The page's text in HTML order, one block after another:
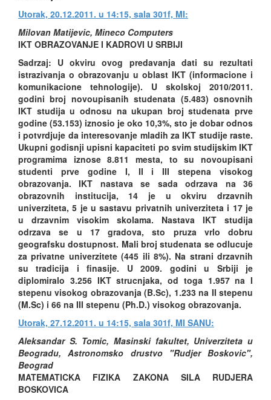
Utorak, 20.12.2011. u 14:15, sala 301f, MI:
Milovan Matijevic, Mineco Computers
IKT OBRAZOVANJE I KADROVI U SRBIJI
Sadrzaj: U okviru ovog predavanja dati su rezultati
istrazivanja o obrazovanju u oblast IKT (informacione i
komunikacione tehnologije). U skolskoj 2010/2011.
godini broj novoupisanih studenata (5.483) osnovnih
IKT studija u odnosu na ukupan broj studenata prve
godine (53.153) iznosio je oko 10,3%, sto je dobar odnos
i potvrdjuje da interesovanje mladih za IKT studije raste.
Ukupni godisnji upisni kapaciteti po svim studijskim IKT
programima iznose 8.811 mesta, to su novoupisani
studenti prve godine I, II i III stepena visokog
obrazovanja. IKT nastava se sada odrzava na 36
obrazovnih institucija, 14 je u okviru drzavnih
univerziteta, 5 je u sastavu privatnih univerziteta i 17 je
u drzavnim visokim skolama. Nastava IKT studija
odrzava se u 17 gradova, sto pruza vrlo dobru
geografsku dostupnost. Mali broj studenata se odlucuje
za privatne univerzitete (445 ili 8%). Na strani drzavnih
su tradicija i finasije. U 2009. godini u Srbiji je
diplomiralo 3.256 IKT strucnjaka, od toga 1.957 na I
stepenu visokog obrazovanja (B.Sc), 1.233 na II stepenu
(M.Sc) i 66 na III stepenu (Ph.D.) visokog obrazovanja.
Utorak, 27.12.2011. u 14:15, sala 301f, MI SANU:
Aleksandar S. Tomic, Masinski fakultet, Univerziteta u
Beogradu, Astronomsko drustvo "Rudjer Boskovic",
Beograd
MATEMATICKA FIZIKA ZAKONA SILA RUDJERA
BOSKOVICA